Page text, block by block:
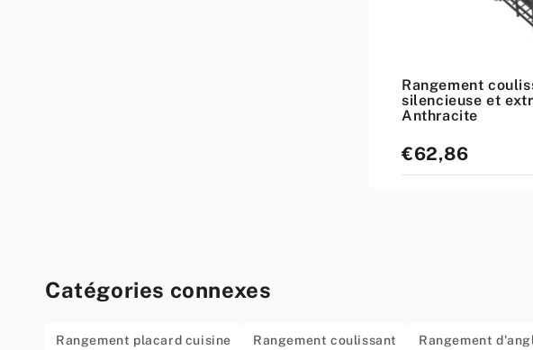
Rangement
silencieuse et
Anthracite
Prix
standard
€62,86
Catégories connexes
Rangement placard cuisine Rangement coulissant Rangement